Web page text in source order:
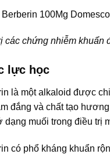
100Mg
các chứng nhiễm khuẩn
lực học
là một alkaloid được
đắng và chất tạo
dạng muối trong điều trị
có phổ kháng khuẩn